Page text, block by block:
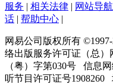
服务 | 相关法律 | 网站导航
话 | 帮助中心 |
网易公司版权所有 ©1997-
络出版服务许可证（总）
（粤）字第030号 信息
听节目许可证号1908260